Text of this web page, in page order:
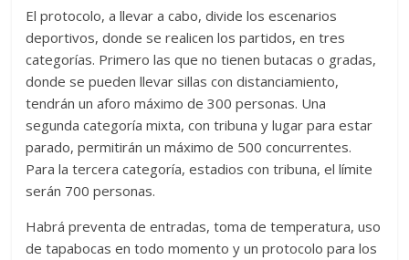
El protocolo, a llevar a cabo, divide los escenarios
deportivos, donde se realicen los partidos, en tres
categorías. Primero las que no tienen butacas o gradas,
donde se pueden llevar sillas con distanciamiento,
tendrán un aforo máximo de 300 personas. Una
segunda categoría mixta, con tribuna y lugar para estar
parado, permitirán un máximo de 500 concurrentes.
Para la tercera categoría, estadios con tribuna, el límite
serán 700 personas.
Habrá preventa de entradas, toma de temperatura, uso
de tapabocas en todo momento y un protocolo para los